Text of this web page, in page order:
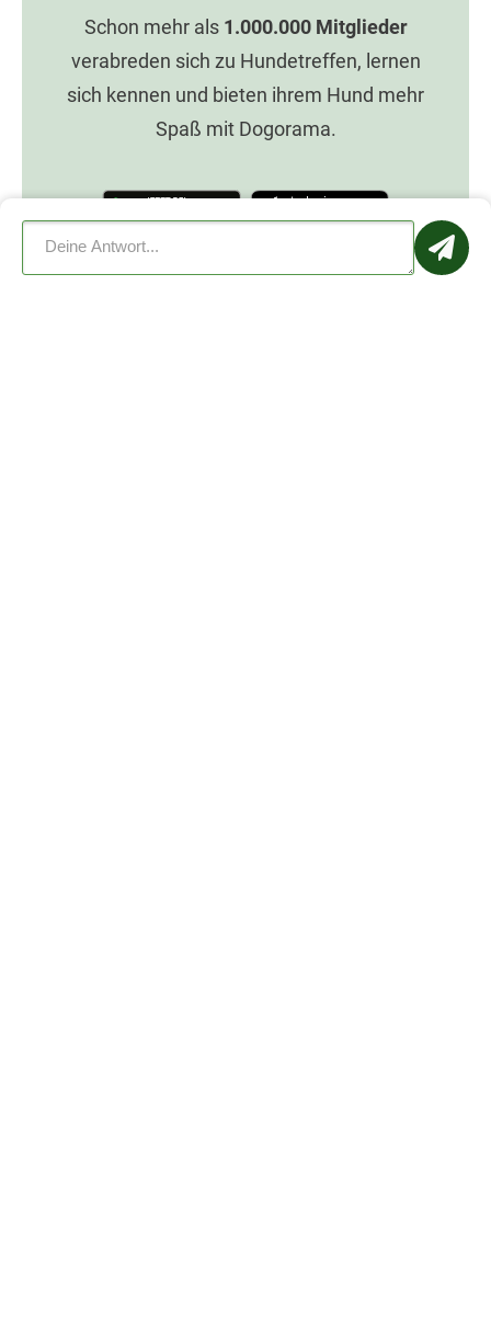
Schon mehr als 1.000.000Mitglieder
verabreden sich zu Hundetreffen, lernen
sich kennen und bieten ihrem Hund mehr
Spaß mit Dogorama.